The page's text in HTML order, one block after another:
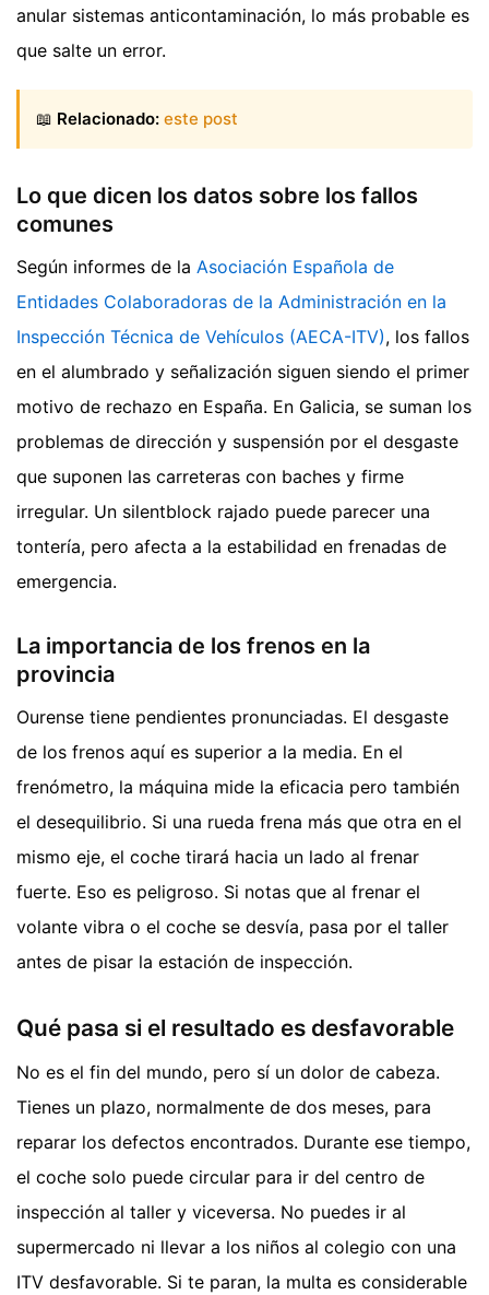
anular sistemas anticontaminación, lo más probable es
que salte un error.
📖 Relacionado: este post
Lo que dicen los datos sobre los fallos
comunes
Según informes de la Asociación Española de
Entidades Colaboradoras de la Administración en la
Inspección Técnica de Vehículos (AECA-ITV), los fallos
en el alumbrado y señalización siguen siendo el primer
motivo de rechazo en España. En Galicia, se suman los
problemas de dirección y suspensión por el desgaste
que suponen las carreteras con baches y firme
irregular. Un silentblock rajado puede parecer una
tontería, pero afecta a la estabilidad en frenadas de
emergencia.
La importancia de los frenos en la
provincia
Ourense tiene pendientes pronunciadas. El desgaste
de los frenos aquí es superior a la media. En el
frenómetro, la máquina mide la eficacia pero también
el desequilibrio. Si una rueda frena más que otra en el
mismo eje, el coche tirará hacia un lado al frenar
fuerte. Eso es peligroso. Si notas que al frenar el
volante vibra o el coche se desvía, pasa por el taller
antes de pisar la estación de inspección.
Qué pasa si el resultado es desfavorable
No es el fin del mundo, pero sí un dolor de cabeza.
Tienes un plazo, normalmente de dos meses, para
reparar los defectos encontrados. Durante ese tiempo,
el coche solo puede circular para ir del centro de
inspección al taller y viceversa. No puedes ir al
supermercado ni llevar a los niños al colegio con una
ITV desfavorable. Si te paran, la multa es considerable